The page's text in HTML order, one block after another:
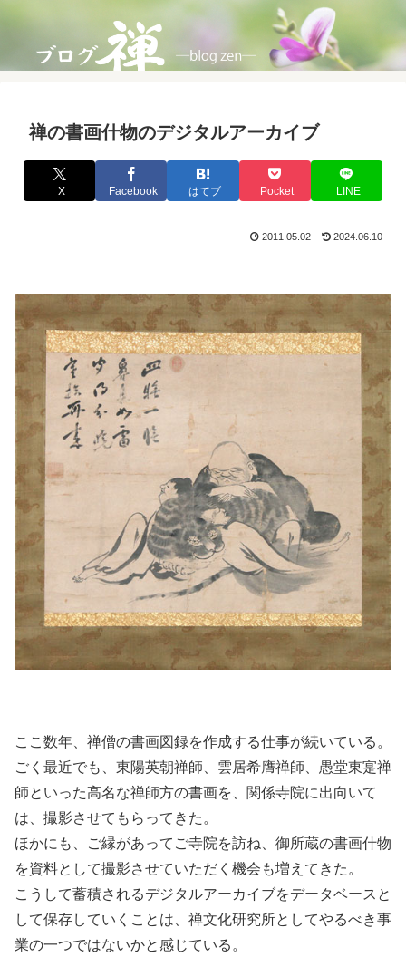
禅の書画什物のデジタルアーカイブ
X Facebook はてブ Pocket LINE
2011.05.02 2024.06.10
ここ数年、禅僧の書画図録を作成する仕事が続いている。
ごく最近でも、東陽英朝禅師、雲居希膺禅師、愚堂東寔禅
師といった高名な禅師方の書画を、関係寺院に出向いて
は、撮影させてもらってきた。
ほかにも、ご縁があってご寺院を訪ね、御所蔵の書画什物
を資料として撮影させていただく機会も増えてきた。
こうして蓄積されるデジタルアーカイブをデータベースと
して保存していくことは、禅文化研究所としてやるべき事
業の一つではないかと感じている。